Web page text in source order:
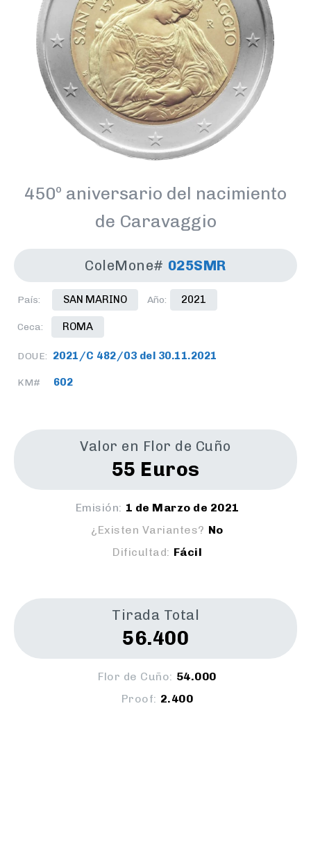
450º aniversario del nacimiento
de Caravaggio
ColeMone# 025SMR
País: SAN MARINO Año: 2021
Ceca: ROMA
DOUE: 2021/C 482/03 del 30.11.2021
KM# 602
Valor en Flor de Cuño
55 Euros
Emisión: 1 de Marzo de 2021
¿Existen Variantes? No
Dificultad: Fácil
Tirada Total
56.400
Flor de Cuño: 54.000
Proof: 2.400